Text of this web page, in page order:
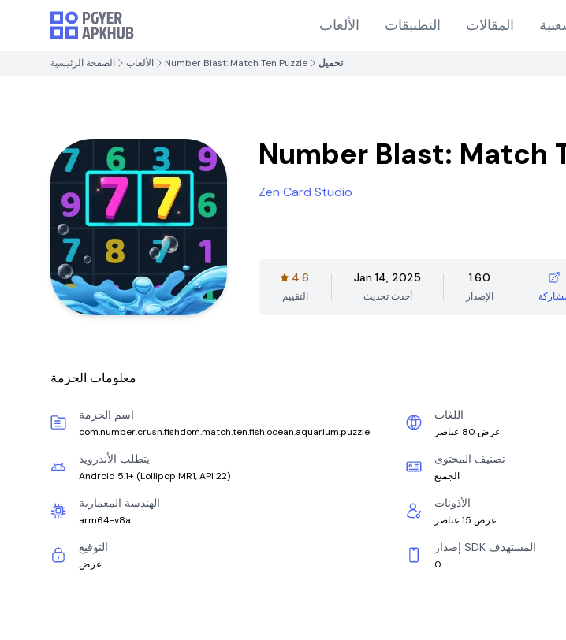
الألعاب التطبيقات المقالات
الصفحة الرئيسية الألعاب Number Blast: Match Ten Puzzle تحميل
Number Blast: Match
Zen Card Studio
4.6
التقييم
Jan 14, 2025
أحدث تحديث
1.6.0
الإصدار
معلومات الحزمة
اسم الحزمة
com.number.crush.fishdom.match.ten.fish.ocean.aquarium.puzzle
اللغات
عرض 80 عناصر
يتطلب الأندرويد
Android 5.1+ (Lollipop MR1, API 22)
تصنيف المحتوى
الجميع
الهندسة المعمارية
arm64-v8a
الأذونات
عرض 15 عناصر
التوقيع
عرض
إصدار SDK المستهدف
0